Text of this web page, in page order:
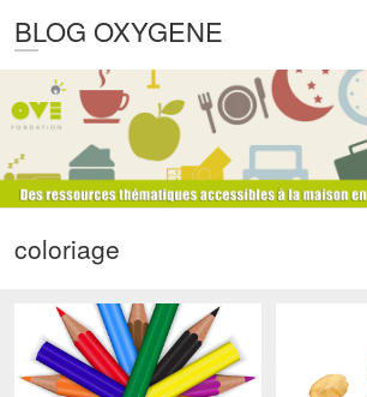
BLOG OXYGENE
coloriage